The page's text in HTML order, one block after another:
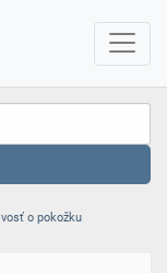
o pokožku